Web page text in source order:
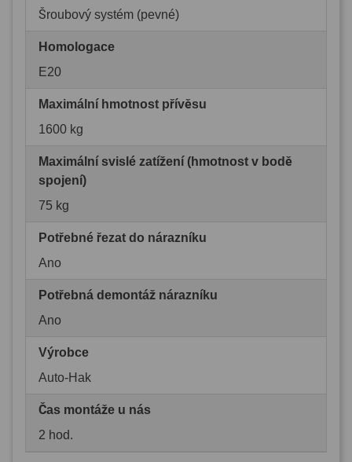
Šroubový systém (pevné)
Homologace
E20
Maximální hmotnost přívěsu
1600 kg
Maximální svislé zatížení (hmotnost v bodě
spojení)
75 kg
Potřebné řezat do nárazníku
Ano
Potřebná demontáž nárazníku
Ano
Výrobce
Auto-Hak
Čas montáže u nás
2 hod.